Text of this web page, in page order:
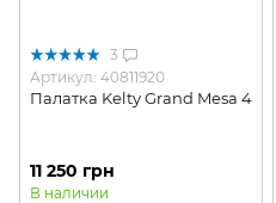
3
Артикул: 40811920
Палатка Kelty Grand Mesa 4
11 250 грн
В наличии